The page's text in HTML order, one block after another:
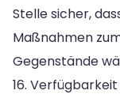
Stelle sicher,
Maßnahmen
Gegenstände
16.